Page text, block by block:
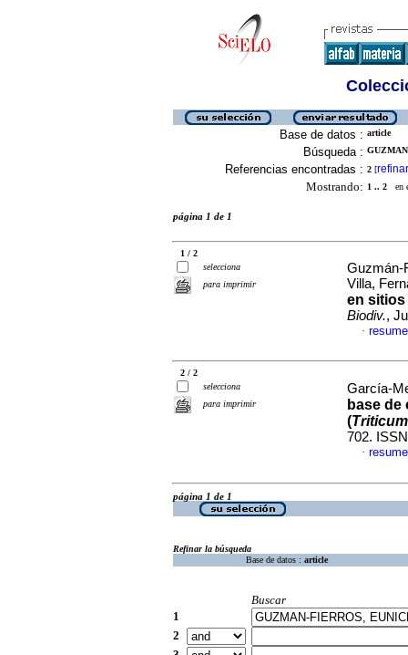
Base de datos : article
Búsqueda :
Referencias encontradas : 2 [refinar
Mostrando: 1 .. 2 en
página 1 de 1
1 / 2
selecciona
para imprimir
Guzmán-
Villa,
en
Biodiv.,
·
2 / 2
selecciona
para imprimir
García-
base
(Triticum
702.
·
página 1 de 1
Refinar la búsqueda
Base de datos : article
Buscar
1
2